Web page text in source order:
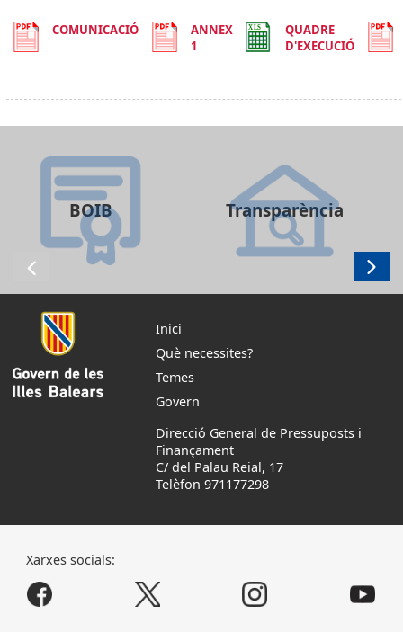
COMUNICACIÓ
ANNEX
1
QUADRE
D'EXECUCIÓ
BOIB Transparència
Inici
Què necessites?
Temes
Govern
Direcció General de Pressuposts i
Finançament
C/ del Palau Reial, 17
Telèfon 971177298
Xarxes socials: